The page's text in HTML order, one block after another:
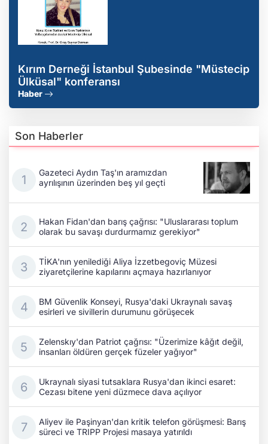
Kırım Derneği İstanbul Şubesinde "Müstecip
Ülküsal" konferansı
Haber
Son Haberler
Gazeteci Aydın Taş'ın aramızdan
ayrılışının üzerinden beş yıl geçti
Hakan Fidan'dan barış çağrısı: "Uluslararası toplum
olarak bu savaşı durdurmamız gerekiyor"
TİKA'nın yenilediği Aliya İzzetbegoviç Müzesi
ziyaretçilerine kapılarını açmaya hazırlanıyor
BM Güvenlik Konseyi, Rusya'daki Ukraynalı savaş
esirleri ve sivillerin durumunu görüşecek
Zelenskıy'dan Patriot çağrısı: "Üzerimize kâğıt değil,
insanları öldüren gerçek füzeler yağıyor"
Ukraynalı siyasi tutsaklara Rusya'dan ikinci esaret:
Cezası bitene yeni düzmece dava açılıyor
Aliyev ile Paşinyan'dan kritik telefon görüşmesi: Barış
süreci ve TRIPP Projesi masaya yatırıldı